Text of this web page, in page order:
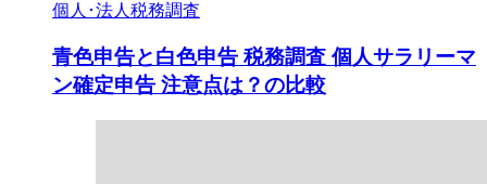
個人･法人税務調査
青色申告と白色申告 税務調査 個人サラリーマ
ン確定申告 注意点は？の比較